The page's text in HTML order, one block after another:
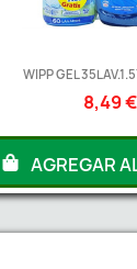
WIPP GEL
8,49 €
AGREGAR